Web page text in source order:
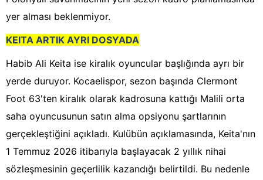
yer alması beklenmiyor.
KEITA ARTIK AYRI DOSYADA
Habib Ali Keita ise kiralık oyuncular başlığında ayrı bir
yerde duruyor. Kocaelispor, sezon başında Clermont
Foot 63'ten kiralık olarak kadrosuna kattığı Malili orta
saha oyuncusunun satın alma opsiyonu şartlarının
gerçekleştiğini açıkladı. Kulübün açıklamasında, Keita'nın
1 Temmuz 2026 itibarıyla başlayacak 2 yıllık nihai
sözleşmesinin geçerlilik kazandığı belirtildi. Bu nedenle